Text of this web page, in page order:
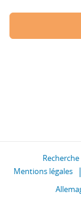
Recherche
Mentions légales